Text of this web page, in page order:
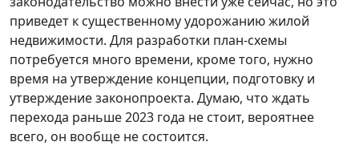
приведет к существенному удорожанию жилой
недвижимости. Для разработки план-схемы
потребуется много времени, кроме того, нужно
время на утверждение концепции, подготовку и
утверждение законопроекта. Думаю, что ждать
перехода раньше 2023 года не стоит, вероятнее
всего, он вообще не состоится.